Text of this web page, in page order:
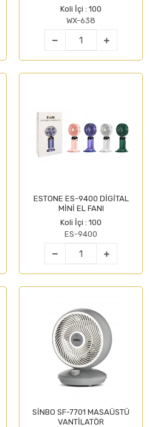
Koli İçi : 100
WX-638
ESTONE ES-9400 DİGİTAL
MİNİ EL FANI
Koli İçi : 100
ES-9400
SİNBO SF-7701 MASAÜSTÜ
VANTİLATÖR